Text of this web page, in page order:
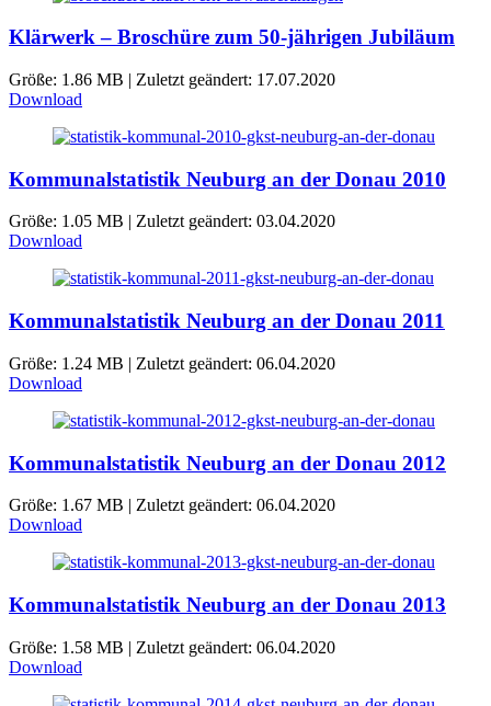
Klärwerk – Broschüre zum 50-jährigen Jubiläum
Größe: 1.86 MB | Zuletzt geändert: 17.07.2020
Download
Kommunalstatistik Neuburg an der Donau 2010
Größe: 1.05 MB | Zuletzt geändert: 03.04.2020
Download
Kommunalstatistik Neuburg an der Donau 2011
Größe: 1.24 MB | Zuletzt geändert: 06.04.2020
Download
Kommunalstatistik Neuburg an der Donau 2012
Größe: 1.67 MB | Zuletzt geändert: 06.04.2020
Download
Kommunalstatistik Neuburg an der Donau 2013
Größe: 1.58 MB | Zuletzt geändert: 06.04.2020
Download